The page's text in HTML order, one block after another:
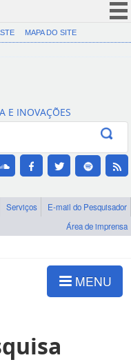
CORONAVÍRUS (COVID-19)
Canais
MAPA DO SITE
E INOVAÇÕES
Serviços
E-mail do Pesquisador
Área de imprensa
MENU